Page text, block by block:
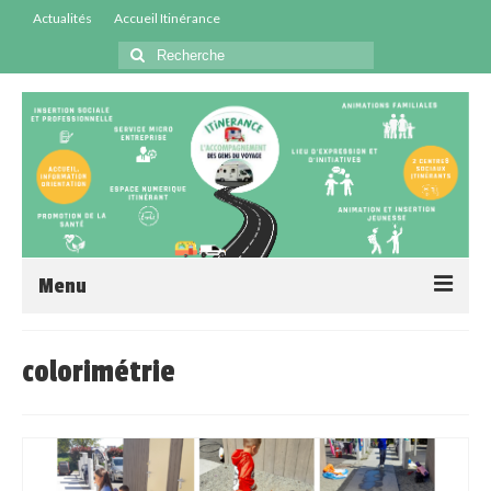
Actualités Accueil Itinérance
Menu
Service Insertion
Médiation Santé
colorimétrie